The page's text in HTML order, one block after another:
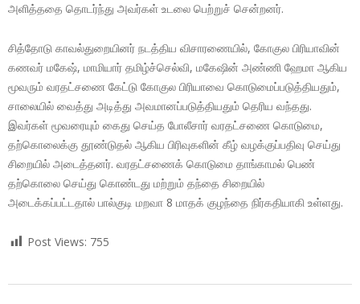
அளித்ததை தொடர்ந்து அவர்கள் உடலை பெற்றுச் சென்றனர்.
சித்தோடு காவல்துறையினர் நடத்திய விசாரணையில், கோகுல பிரியாவின்
கணவர் மகேஷ், மாமியார் தமிழ்ச்செல்வி, மகேஷின் அண்ணி ஹேமா ஆகிய
மூவரும் வரதட்சணை கேட்டு கோகுல பிரியாவை கொடுமைப்படுத்தியதும்,
சாலையில் வைத்து அடித்து அவமானப்படுத்தியதும் தெரிய வந்தது.
இவர்கள் மூவரையும் கைது செய்த போலீசார் வரதட்சணை கொடுமை,
தற்கொலைக்கு தூண்டுதல் ஆகிய பிரிவுகளின் கீழ் வழக்குப்பதிவு செய்து
சிறையில் அடைத்தனர். வரதட்சணைக் கொடுமை தாங்காமல் பெண்
தற்கொலை செய்து கொண்டது மற்றும் தந்தை சிறையில்
அடைக்கப்பட்டதால் பால்குடி மறவா 8 மாதக் குழந்தை நிர்கதியாகி உள்ளது.
Post Views: 755